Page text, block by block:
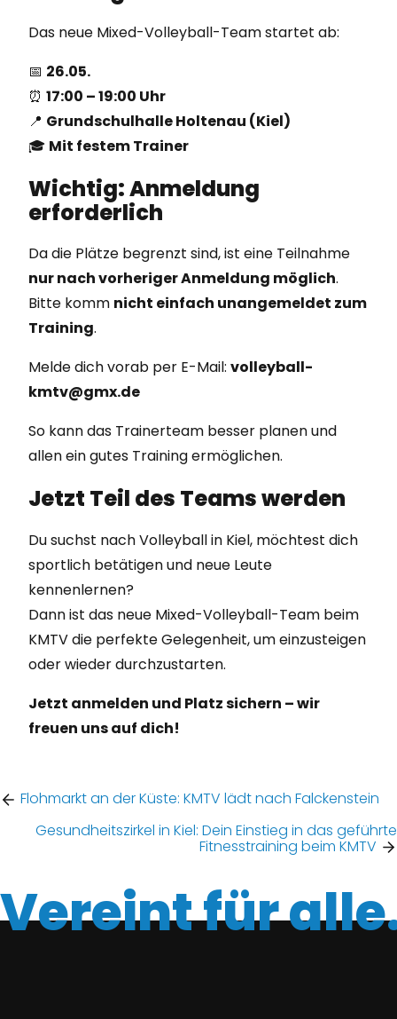
Das neue Mixed-Volleyball-Team startet ab:
📅 26.05.
⏰ 17:00 – 19:00 Uhr
📍 Grundschulhalle Holtenau (Kiel)
🎓 Mit festem Trainer
Wichtig: Anmeldung
erforderlich
Da die Plätze begrenzt sind, ist eine Teilnahme
nur nach vorheriger Anmeldung möglich.
Bitte komm nicht einfach unangemeldet zum
Training.
Melde dich vorab per E-Mail: volleyball-
kmtv@gmx.de
So kann das Trainerteam besser planen und
allen ein gutes Training ermöglichen.
Jetzt Teil des Teams werden
Du suchst nach Volleyball in Kiel, möchtest dich
sportlich betätigen und neue Leute
kennenlernen?
Dann ist das neue Mixed-Volleyball-Team beim
KMTV die perfekte Gelegenheit, um einzusteigen
oder wieder durchzustarten.
Jetzt anmelden und Platz sichern – wir
freuen uns auf dich!
Flohmarkt an der Küste: KMTV lädt nach Falckenstein
Gesundheitszirkel in Kiel: Dein Einstieg in das geführte
Fitnesstraining beim KMTV
Vereint für